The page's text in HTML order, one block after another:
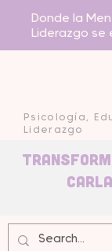
Psicología,
Liderazgo
Donde la
Liderazgo se
carla